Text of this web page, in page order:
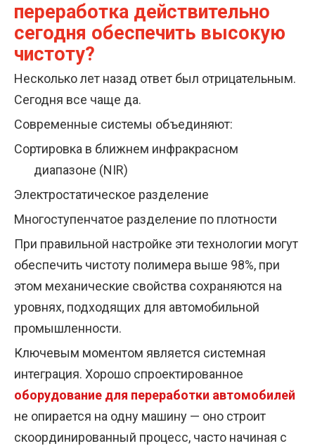
переработка действительно
сегодня обеспечить высокую
чистоту?
Несколько лет назад ответ был отрицательным.
Сегодня все чаще да.
Современные системы объединяют:
Сортировка в ближнем инфракрасном
диапазоне (NIR)
Электростатическое разделение
Многоступенчатое разделение по плотности
При правильной настройке эти технологии могут
обеспечить чистоту полимера выше 98%, при
этом механические свойства сохраняются на
уровнях, подходящих для автомобильной
промышленности.
Ключевым моментом является системная
интеграция. Хорошо спроектированное
оборудование для переработки автомобилей
не опирается на одну машину — оно строит
скоординированный процесс, часто начиная с